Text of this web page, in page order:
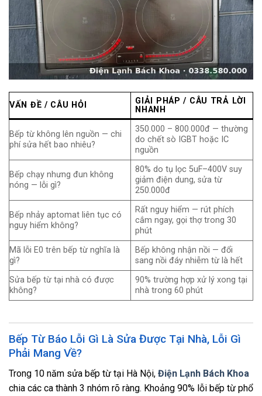
VẤN ĐỀ / CÂU HỎI
GIẢI PHÁP / CÂU TRẢ LỜI
NHANH
Bếp từ không lên nguồn — chi
phí sửa hết bao nhiêu?
350.000 – 800.000đ — thường
do chết sò IGBT hoặc IC
nguồn
Bếp chạy nhưng đun không
nóng — lỗi gì?
80% do tụ lọc 5uF–400V suy
giảm điện dung, sửa từ
250.000đ
Bếp nhảy aptomat liên tục có
nguy hiểm không?
Rất nguy hiểm — rút phích
cắm ngay, gọi thợ trong 30
phút
Mã lỗi E0 trên bếp từ nghĩa là
gì?
Bếp không nhận nồi — đổi
sang nồi đáy nhiễm từ là hết
Sửa bếp từ tại nhà có được
không?
90% trường hợp xử lý xong tại
nhà trong 60 phút
Bếp Từ Báo Lỗi Gì Là Sửa Được Tại Nhà, Lỗi Gì
Phải Mang Về?
Trong 10 năm sửa bếp từ tại Hà Nội, Điện Lạnh Bách Khoa
chia các ca thành 3 nhóm rõ ràng. Khoảng 90% lỗi bếp từ phổ